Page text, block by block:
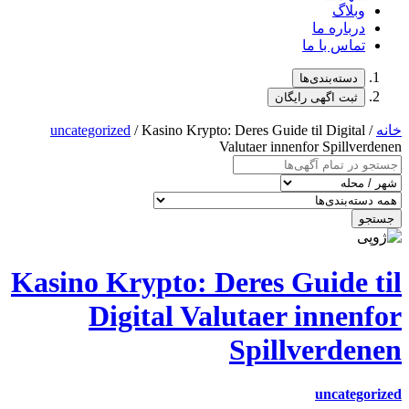
uncategorized
Kasino